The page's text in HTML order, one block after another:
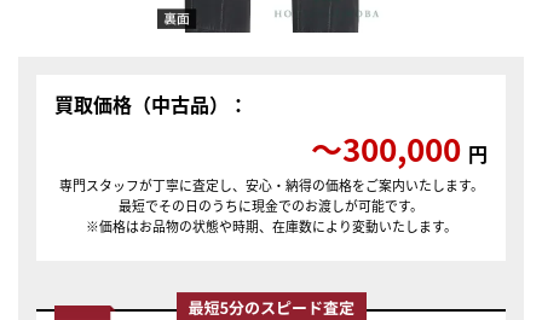
買取価格（中古品）：
〜300,000 円
専門スタッフが丁寧に査定し、安心・納得の価格をご案内いたします。
最短でその日のうちに現金でのお渡しが可能です。
※価格はお品物の状態や時期、在庫数により変動いたします。